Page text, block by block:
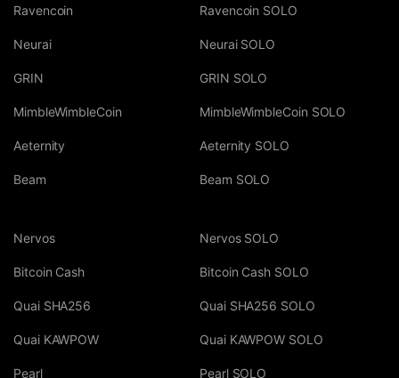
Ravencoin
Neurai
GRIN
MimbleWimbleCoin
Aeternity
Beam
Ravencoin SOLO
Neurai SOLO
GRIN SOLO
MimbleWimbleCoin SOLO
Aeternity SOLO
Beam SOLO
Nervos
Bitcoin Cash
Quai SHA256
Quai KAWPOW
Pearl
Nervos SOLO
Bitcoin Cash SOLO
Quai SHA256 SOLO
Quai KAWPOW SOLO
Pearl SOLO